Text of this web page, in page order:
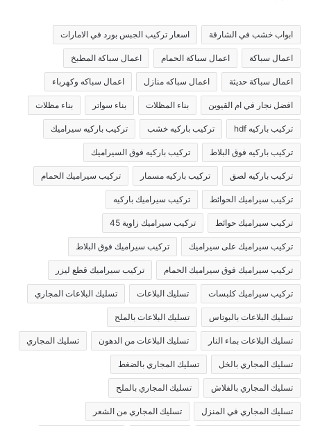
ابواب خشب في الشارقة اسعار تركيب الجبس بورد في الامارات
اعمال سباكة اعمال سباكة الحمام اعمال سباكة المطبخ
اعمال سباكة حديثة اعمال سباكه منازل اعمال سباكه وكهرباء
افضل نجار في ام القيوين بناء المظلات بناء سواتر بناء مظلات
تركيب باركيه hdf تركيب باركيه خشب تركيب باركيه سيراميك
تركيب باركيه فوق البلاط تركيب باركيه فوق السيراميك
تركيب باركيه لصق تركيب باركيه مسمار تركيب سيراميك الحمام
تركيب سيراميك الحوائط تركيب سيراميك باركيه
تركيب سيراميك حوائط تركيب سيراميك زاوية 45
تركيب سيراميك على سيراميك تركيب سيراميك فوق البلاط
تركيب سيراميك فوق سيراميك الحمام تركيب سيراميك قطع ليزر
تركيب سيراميك كلبسات تسليك البلاعات تسليك البلاعات المجاري
تسليك البلاعات بالبوتاس تسليك البلاعات بالملح
تسليك البلاعات بماء النار تسليك البلاعات من الدهون تسليك المجاري
تسليك المجاري بالخل تسليك المجاري بالضغط
تسليك المجاري بالفلاش تسليك المجاري بالملح
تسليك المجاري في المنزل تسليك المجاري من الشعر